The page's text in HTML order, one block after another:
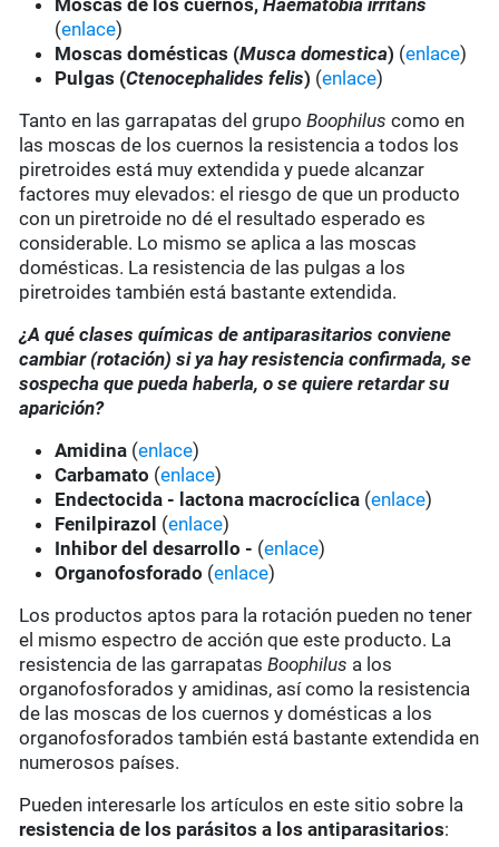
Moscas de los cuernos,Haematobia irritans
(enlace)
Moscas domésticas (Musca domestica) (enlace)
Pulgas (Ctenocephalides felis) (enlace)
Tanto en las garrapatas del grupoBoophilus como en
las moscas de los cuernos la resistencia a todos los
piretroides está muy extendida y puede alcanzar
factores muy elevados: el riesgo de que un producto
con un piretroide no dé el resultado esperado es
considerable. Lo mismo se aplica a las moscas
domésticas. La resistencia de las pulgas a los
piretroides también está bastante extendida.
¿A qué clases químicas de antiparasitarios conviene
cambiar (rotación) si ya hay resistencia confirmada, se
sospecha que pueda haberla, o se quiere retardar su
aparición?
Amidina (enlace)
Carbamato (enlace)
Endectocida - lactona macrocíclica (enlace)
Fenilpirazol (enlace)
Inhibor del desarrollo - (enlace)
Organofosforado (enlace)
Los productos aptos para la rotación pueden no tener
el mismo espectro de acción que este producto. La
resistencia de las garrapatasBoophilus a los
organofosforados y amidinas, así como la resistencia
de las moscas de los cuernos y domésticas a los
organofosforados también está bastante extendida en
numerosos países.
Pueden interesarle los artículos en este sitio sobre la
resistencia de los parásitos a los antiparasitarios: